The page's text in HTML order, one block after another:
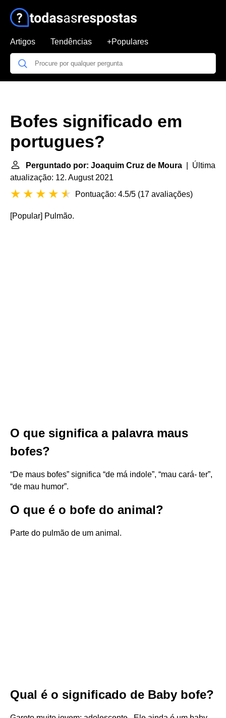
Artigos Tendências +Populares
Bofes significado em
portugues?
Perguntado por: Joaquim Cruz de Moura | Última
atualização: 12. August 2021
Pontuação: 4.5/5 (17 avaliações)
[Popular] Pulmão.
O que significa a palavra maus
bofes?
“De maus bofes” significa “de má indole”, “mau cará- ter”,
“de mau humor”.
O que é o bofe do animal?
Parte do pulmão de um animal.
Qual é o significado de Baby bofe?